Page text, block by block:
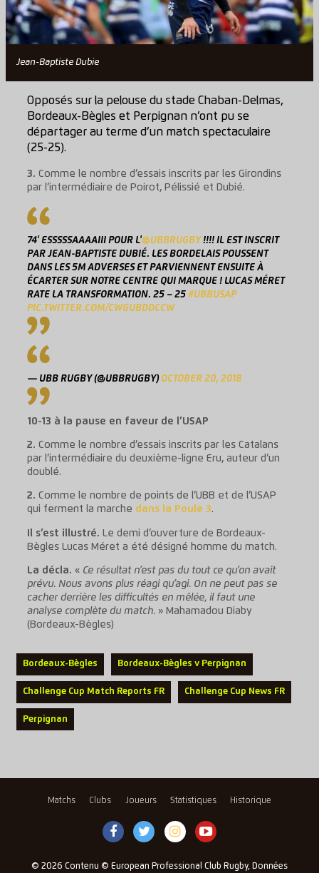
Jean-Baptiste Dubie
Opposés sur la pelouse du stade Chaban-Delmas,
Bordeaux-Bègles et Perpignan n’ont pu se
départager au terme d’un match spectaculaire
(25-25).
3. Comme le nombre d’essais inscrits par les Girondins
par l’intermédiaire de Poirot, Pélissié et Dubié.
74' ESSSSSAAAAIII POUR L'@UBBRUGBY!!!! IL EST INSCRIT
PAR JEAN-BAPTISTE DUBIÉ. LES BORDELAIS POUSSENT
DANS LES 5M ADVERSES ET PARVIENNENT ENSUITE À
ÉCARTER SUR NOTRE CENTRE QUI MARQUE ! LUCAS MÉRET
RATE LA TRANSFORMATION. 25 – 25 #UBBUSAP
PIC.TWITTER.COM/CWGUBDDCCW
— UBB RUGBY (@UBBRUGBY) OCTOBER 20, 2018
10-13 à la pause en faveur de l’USAP
2. Comme le nombre d’essais inscrits par les Catalans
par l’intermédiaire du deuxième-ligne Eru, auteur d’un
doublé.
2. Comme le nombre de points de l’UBB et de l’USAP
qui ferment la marche dans la Poule 3.
Il s’est illustré. Le demi d’ouverture de Bordeaux-
Bègles Lucas Méret a été désigné homme du match.
La décla. « Ce résultat n’est pas du tout ce qu’on avait
prévu. Nous avons plus réagi qu’agi. On ne peut pas se
cacher derrière les difficultés en mêlée, il faut une
analyse complète du match. » Mahamadou Diaby
(Bordeaux-Bègles)
Bordeaux-Bègles Bordeaux-Bègles v Perpignan
Challenge Cup Match Reports FR Challenge Cup News FR
Perpignan
Matchs Clubs Joueurs Statistiques Historique
© 2026 Contenu © European Professional Club Rugby, Données